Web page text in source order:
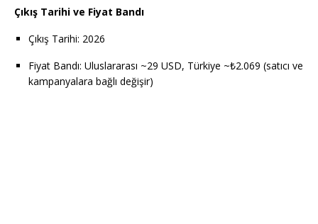
Çıkış Tarihi ve Fiyat Bandı
Çıkış Tarihi: 2026
Fiyat Bandı: Uluslararası ~29 USD, Türkiye ~₺2.069 (satıcı ve
kampanyalara bağlı değişir)